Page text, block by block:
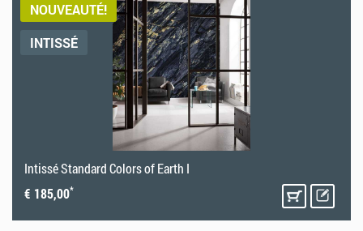
NOUVEAUTÉ!
INTISSÉ
Intissé Standard Colors of Earth I
€ 185,00*